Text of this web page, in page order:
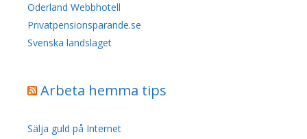
Oderland Webbhotell
Privatpensionsparande.se
Svenska landslaget
Arbeta hemma tips
Sälja guld på Internet